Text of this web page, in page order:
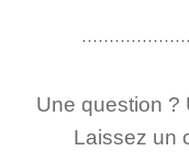
Une question ?
Laissez un